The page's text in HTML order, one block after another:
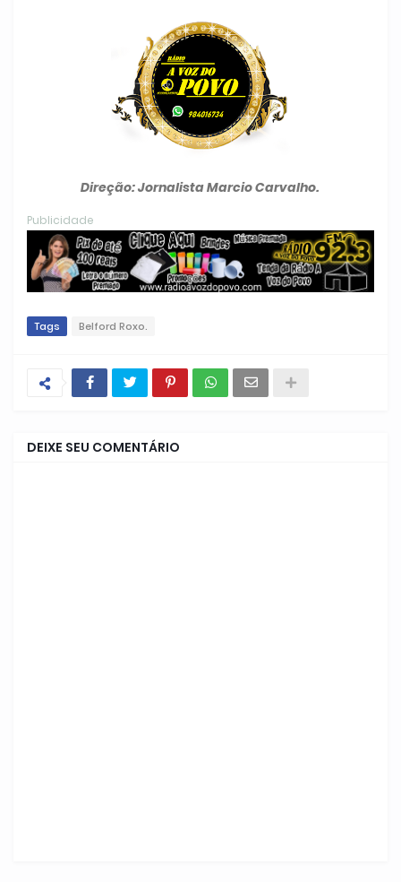
Direção: Jornalista Marcio Carvalho.
Publicidade
Tags Belford Roxo.
DEIXE SEU COMENTÁRIO